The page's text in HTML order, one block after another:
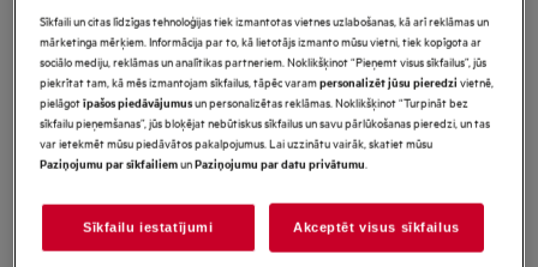
A9OZPS1
Picas cepšanas komplekts
Priekšrocības
Gatavojiet augstas kvalitātes picas, izmantojot AEG gatavošanas akmeni.
Picas komplekts, kurā iekļauts gatavošanas akmens, koka lāpstiņa un picas
nazis.
ēdienam ir labāka garša un tekstūra.
Sīkfaili un citas līdzīgas tehnoloģijas tiek izmantotas vietnes uzlabošanas, kā arī reklāmas un
mārketinga mērķiem. Informācija par to, kā lietotājs izmanto mūsu vietni, tiek kopīgota ar
sociālo mediju, reklāmas un analītikas partneriem. Noklikšķinot “Pieņemt visus sīkfailus”, jūs
piekrītat tam, kā mēs izmantojam sīkfailus, tāpēc varampersonalizēt jūsu pieredzivietnē,
pielāgotīpašos piedāvājumusun personalizētas reklāmas. Noklikšķinot “Turpināt bez
sīkfailu pieņemšanas”, jūs bloķējat nebūtiskus sīkfailus un savu pārlūkošanas pieredzi, un tas
var ietekmēt mūsu piedāvātos pakalpojumus. Lai uzzinātu vairāk, skatiet mūsu
Paziņojumu par sīkfailiemunPaziņojumu par datu privātumu.
Sīkfailu iestatījumi Akceptēt visus sīkfailus